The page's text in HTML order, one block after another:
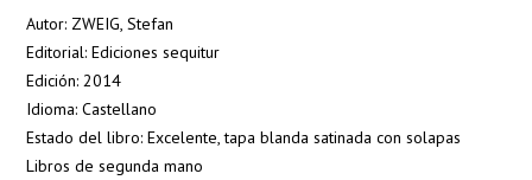
Autor: ZWEIG, Stefan
Editorial: Ediciones sequitur
Edición: 2014
Idioma: Castellano
Estado del libro: Excelente, tapa blanda satinada con solapas
Libros de segunda mano